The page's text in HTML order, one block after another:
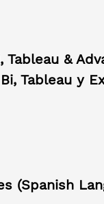
Tableau &
Tableau y
(Spanish